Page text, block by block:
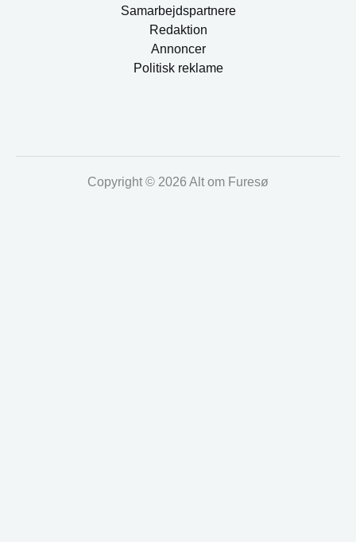
Samarbejdspartnere
Redaktion
Annoncer
Politisk reklame
Copyright © 2026 Alt om Furesø